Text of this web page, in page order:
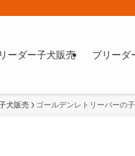
ーダー子犬販売 ブリーダ
犬販売 ゴールデンレトリーバーの